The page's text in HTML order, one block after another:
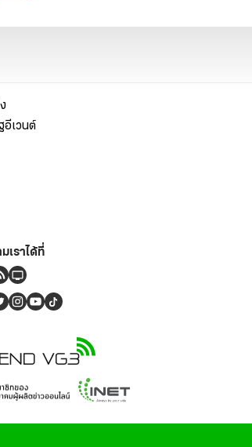
อีเวนต์
เราได้ที่